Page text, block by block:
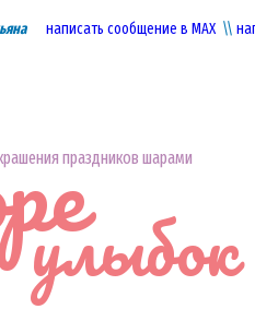
написать сообщение в МАХ\\
праздников шарами
улыбок